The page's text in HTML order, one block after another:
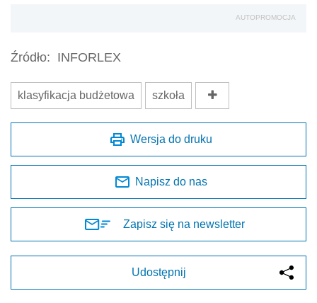
AUTOPROMOCJA
Źródło: INFORLEX
klasyfikacja budżetowa szkoła
Wersja do druku
Napisz do nas
Zapisz się na newsletter
Udostępnij